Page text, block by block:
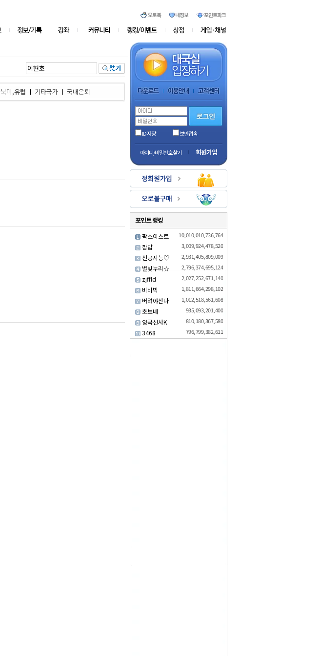
북미,유럽 ㅣ 기타국가ㅣ 국내은퇴
ID 저장 보안접속
아이디/비밀번호 찾기 회원가입
팍스이스트 10,010,010,736,764
깜밥 3,009,924,478,520
신공지능♡ 2,931,405,809,009
별빛누리☆ 2,796,374,695,124
zjffld 2,027,252,671,140
비비빅 1,811,664,298,102
버려야산다 1,012,518,561,608
초보네 935,093,201,400
영국신사K 810,180,367,580
3468 796,799,382,611